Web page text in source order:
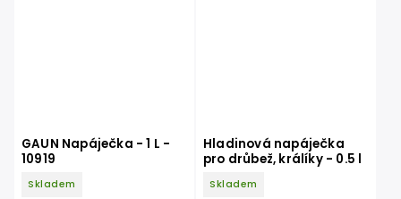
GAUN Napáječka - 1 L -
10919
Skladem
Hladinová napáječka
pro drůbež, králíky - 0.5 l
Skladem